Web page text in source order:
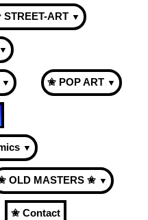
ART ▼
▼
▼ ✬ POP ART ▼
▼
OLD MASTERS ✬ ▼
✬ Contact